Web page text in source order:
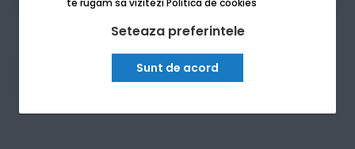
Seteaza preferintele
Sunt de acord
Am nevoie de ajutor